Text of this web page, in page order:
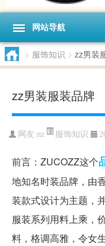
网站导航
> 服饰知识 > zz男装
zz男装服装品牌
网友:nz 服饰知识
前言：ZUCOZZ这个
地知名时装品牌，由
装款式设计为主题，
服装系列用料上乘，
料，格调高雅，令女